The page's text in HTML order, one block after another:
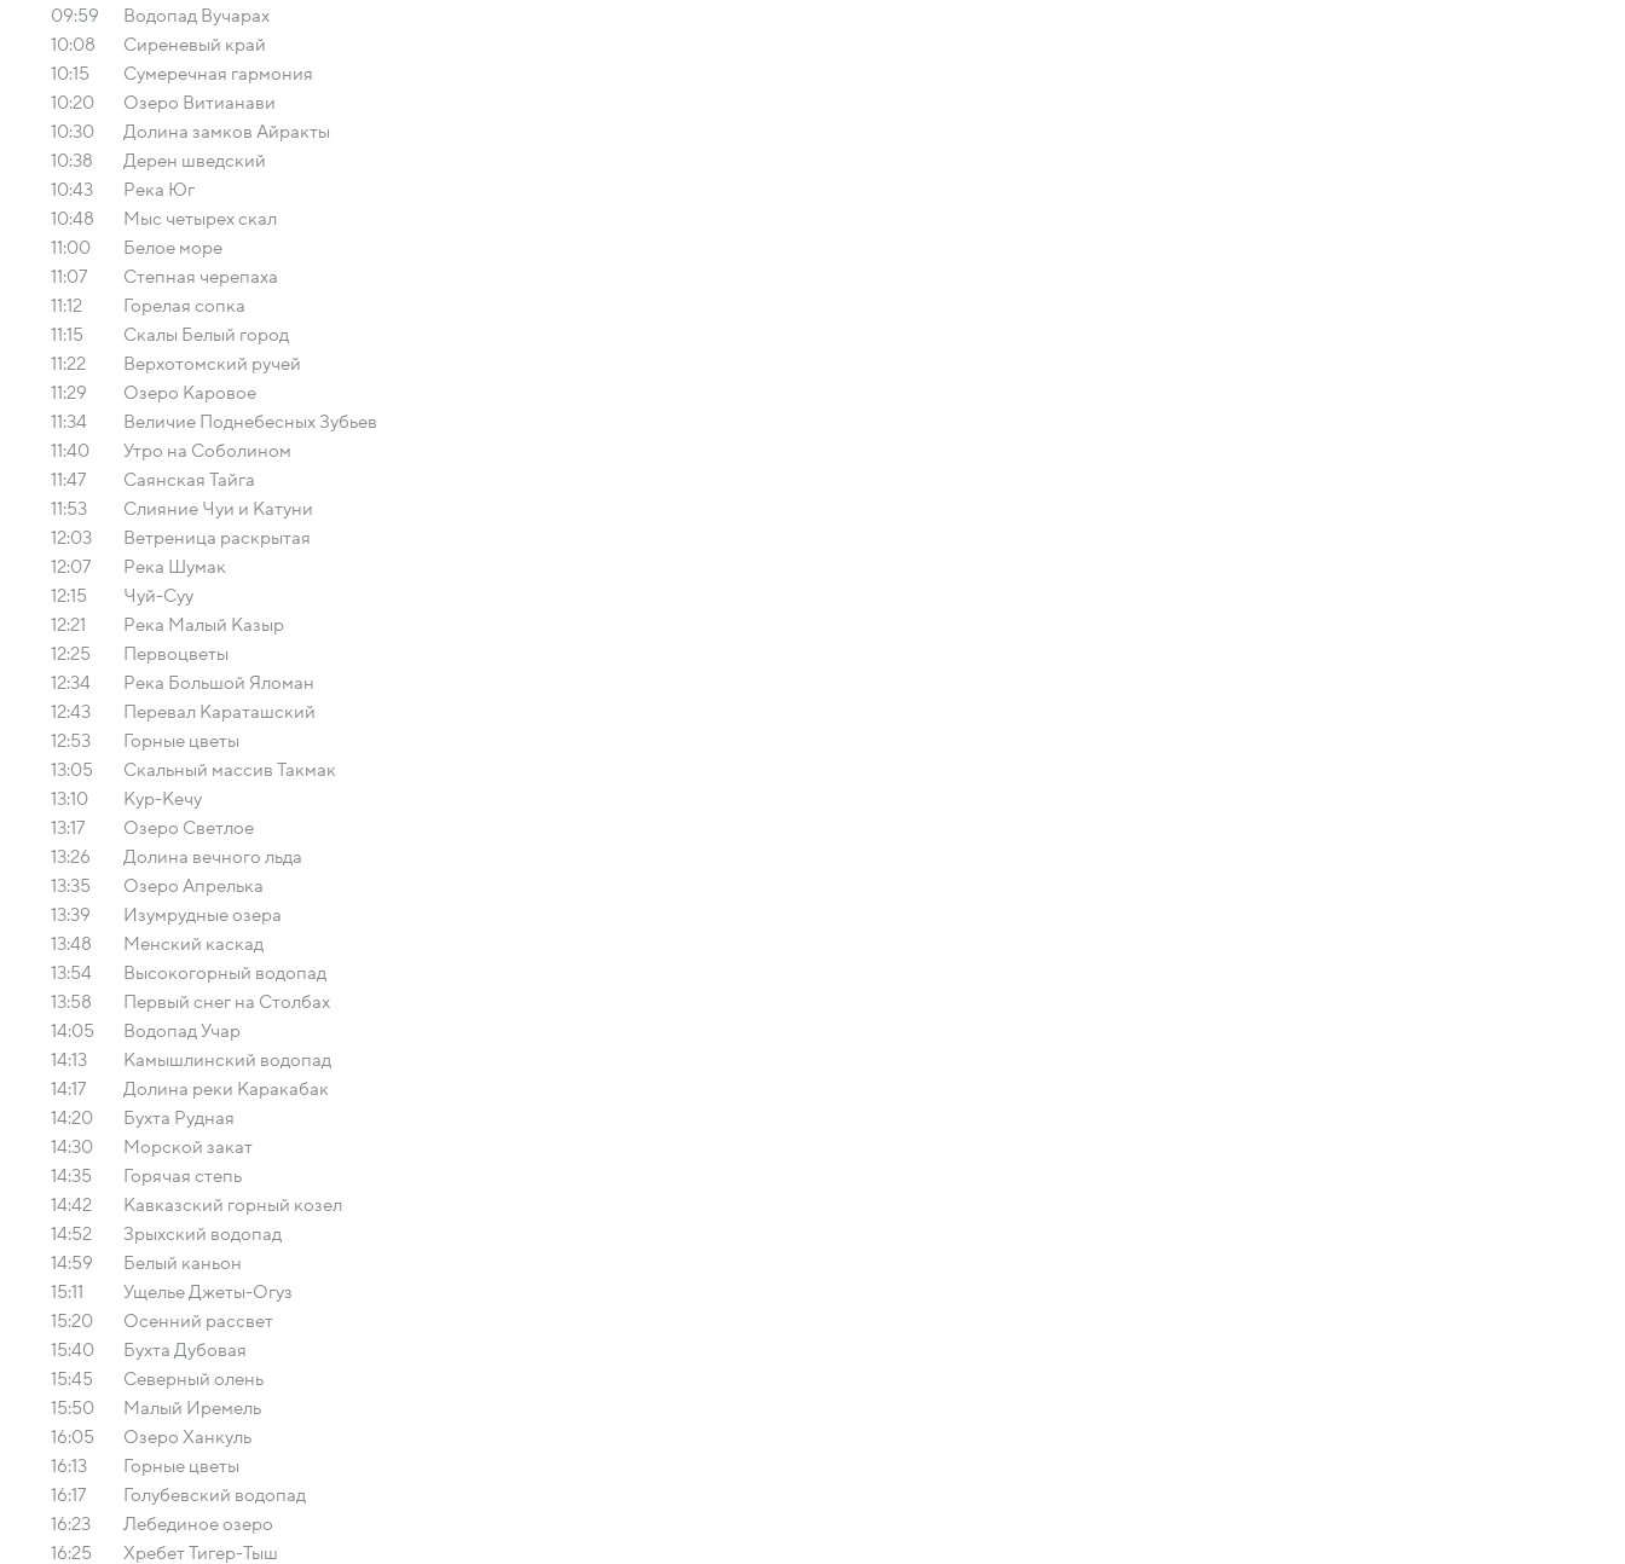
09:59
Водопад Вучарах
10:08
Сиреневый край
10:15
Сумеречная гармония
10:20
Озеро Витианави
10:30
Долина замков Айракты
10:38
Дерен шведский
10:43
Река Юг
10:48
Мыс четырех скал
11:00
Белое море
11:07
Cтепная черепаха
11:12
Горелая сопка
11:15
Скалы Белый город
11:22
Верхотомский ручей
11:29
Озеро Каровое
11:34
Величие Поднебесных Зубьев
11:40
Утро на Соболином
11:47
Саянская Тайга
11:53
Слияние Чуи и Катуни
12:03
Ветреница раскрытая
12:07
Река Шумак
12:15
Чуй-Суу
12:21
Река Малый Казыр
12:25
Первоцветы
12:34
Река Большой Яломан
12:43
Перевал Караташский
12:53
Горные цветы
13:05
Скальный массив Такмак
13:10
Кур-Кечу
13:17
Озеро Светлое
13:26
Долина вечного льда
13:35
Озеро Апрелька
13:39
Изумрудные озера
13:48
Менский каскад
13:54
Высокогорный водопад
13:58
Первый снег на Столбах
14:05
Водопад Учар
14:13
Камышлинский водопад
14:17
Долина реки Каракабак
14:20
Бухта Рудная
14:30
Морской закат
14:35
Горячая степь
14:42
Кавказский горный козел
14:52
Зрыхский водопад
14:59
Белый каньон
15:11
Ущелье Джеты-Огуз
15:20
Осенний рассвет
15:40
Бухта Дубовая
15:45
Северный олень
15:50
Малый Иремель
16:05
Озеро Ханкуль
16:13
Горные цветы
16:17
Голубевский водопад
16:23
Лебединое озеро
16:25
Хребет Тигер-Тыш